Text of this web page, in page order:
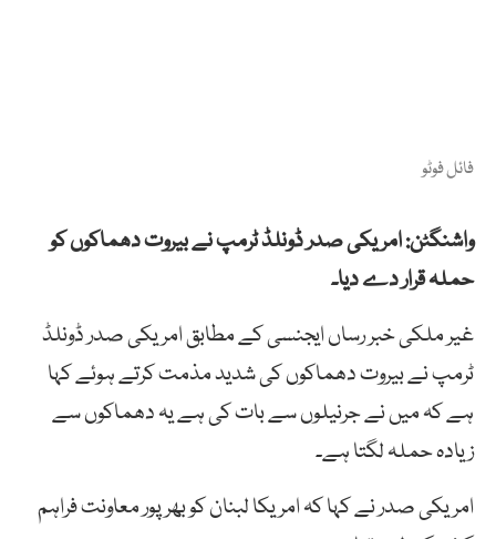
فائل فوٹو
واشنگٹن: امریکی صدر ڈونلڈ ٹرمپ نے بیروت دھماکوں کو
حملہ قرار دے دیا۔
غیر ملکی خبر رساں ایجنسی کے مطابق امریکی صدر ڈونلڈ
ٹرمپ نے بیروت دھماکوں کی شدید مذمت کرتے ہوئے کہا
ہے کہ میں نے جرنیلوں سے بات کی ہے یہ دھماکوں سے
زیادہ حملہ لگتا ہے۔
امریکی صدر نے کہا کہ امریکا لبنان کو بھرپور معاونت فراہم